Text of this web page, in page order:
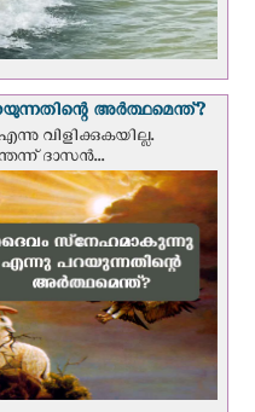
അർത്ഥമെന്ത്?
വിളിക്കുകയില്ല.
ദാസന്‍...